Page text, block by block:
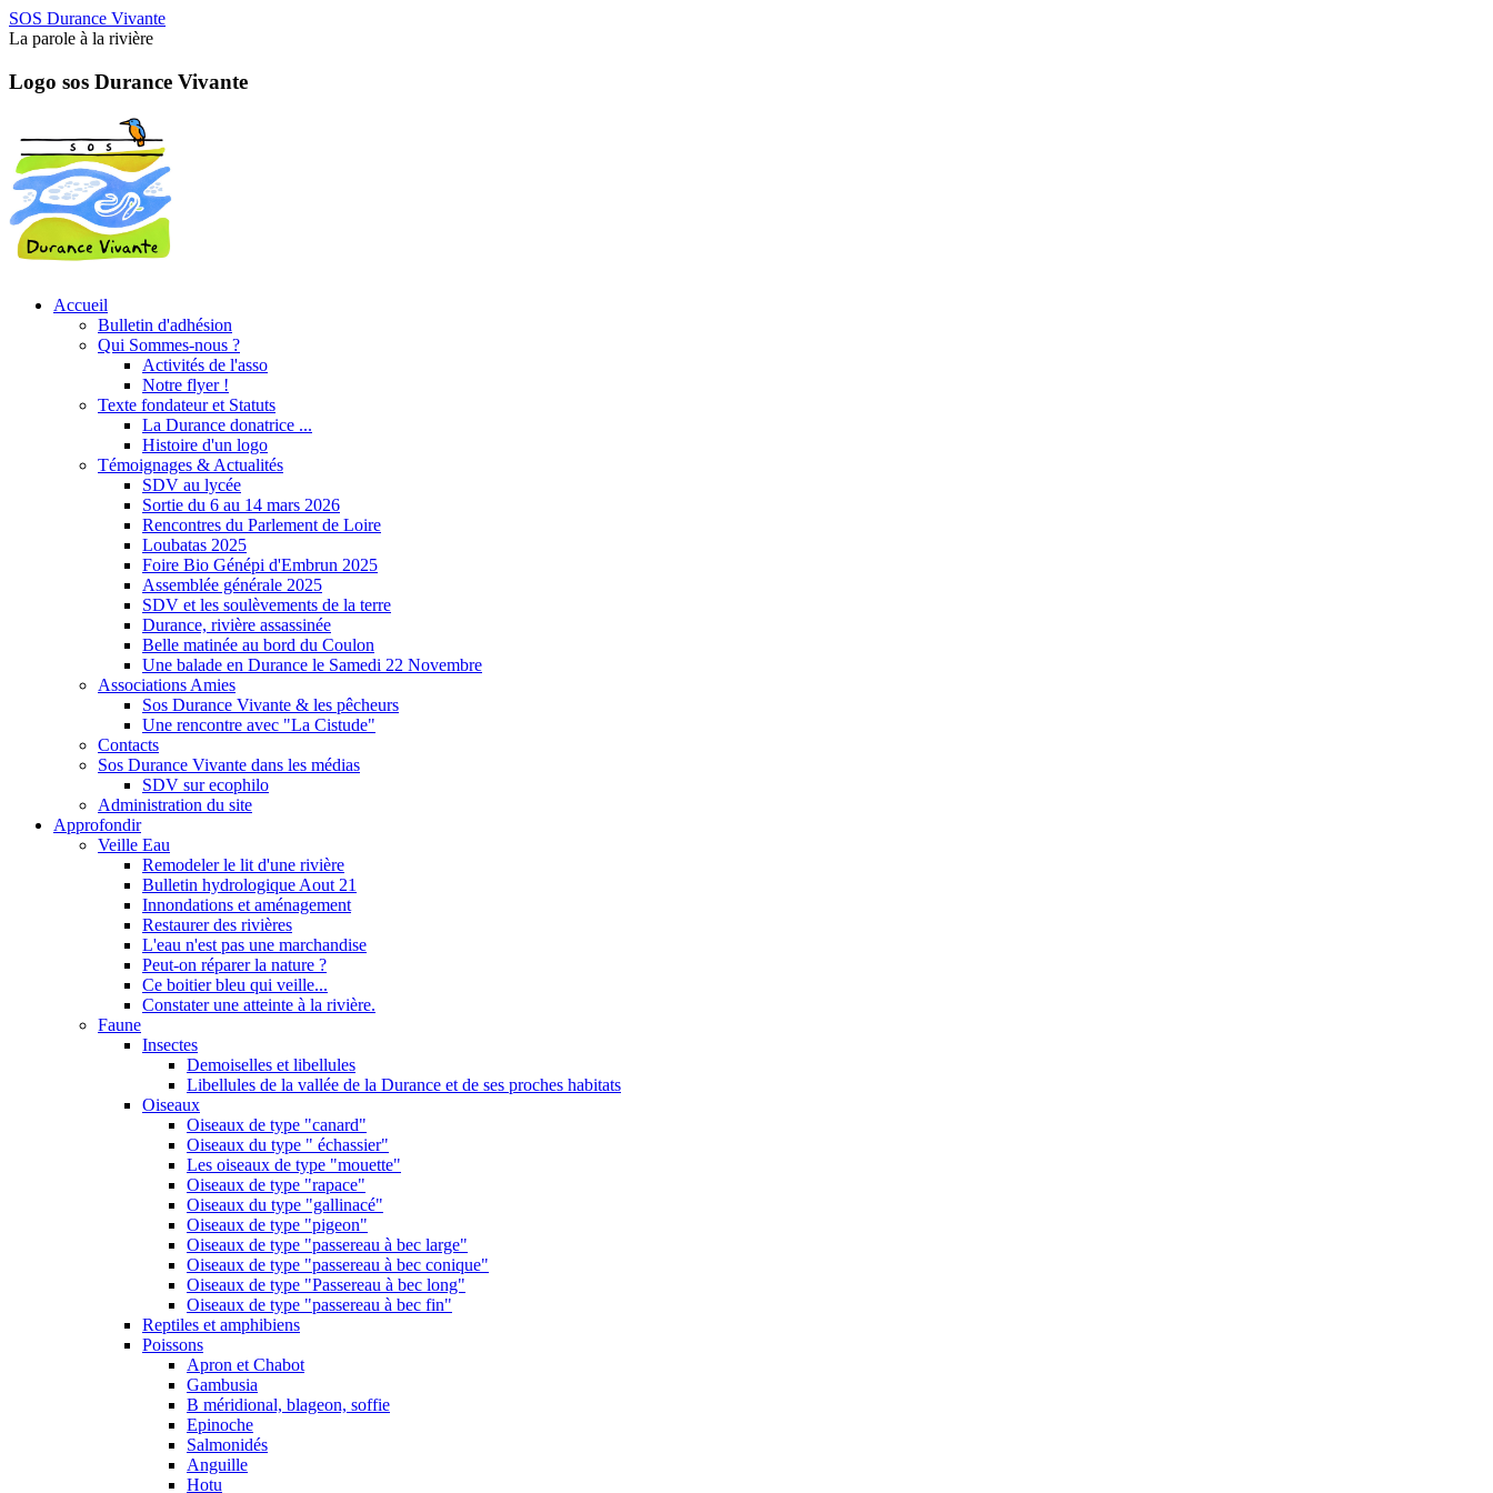
SOS Durance Vivante
La parole à la rivière
Logo sos Durance Vivante
Accueil
Bulletin d'adhésion
Qui Sommes-nous ?
Activités de l'asso
Notre flyer !
Texte fondateur et Statuts
La Durance donatrice ...
Histoire d'un logo
Témoignages & Actualités
SDV au lycée
Sortie du 6 au 14 mars 2026
Rencontres du Parlement de Loire
Loubatas 2025
Foire Bio Génépi d'Embrun 2025
Assemblée générale 2025
SDV et les soulèvements de la terre
Durance, rivière assassinée
Belle matinée au bord du Coulon
Une balade en Durance le Samedi 22 Novembre
Associations Amies
Sos Durance Vivante & les pêcheurs
Une rencontre avec "La Cistude"
Contacts
Sos Durance Vivante dans les médias
SDV sur ecophilo
Administration du site
Approfondir
Veille Eau
Remodeler le lit d'une rivière
Bulletin hydrologique Aout 21
Innondations et aménagement
Restaurer des rivières
L'eau n'est pas une marchandise
Peut-on réparer la nature ?
Ce boitier bleu qui veille...
Constater une atteinte à la rivière.
Faune
Insectes
Demoiselles et libellules
Libellules de la vallée de la Durance et de ses proches habitats
Oiseaux
Oiseaux de type "canard"
Oiseaux du type " échassier"
Les oiseaux de type "mouette"
Oiseaux de type "rapace"
Oiseaux du type "gallinacé"
Oiseaux de type "pigeon"
Oiseaux de type "passereau à bec large"
Oiseaux de type "passereau à bec conique"
Oiseaux de type "Passereau à bec long"
Oiseaux de type "passereau à bec fin"
Reptiles et amphibiens
Poissons
Apron et Chabot
Gambusia
B méridional, blageon, soffie
Epinoche
Salmonidés
Anguille
Hotu